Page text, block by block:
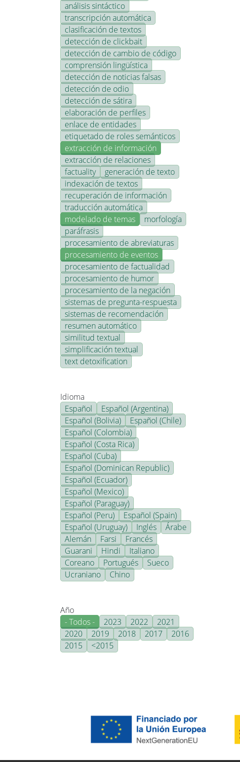
análisis sintáctico
transcripción automática
clasificación de textos
detección de clickbait
detección de cambio de código
comprensión lingüística
detección de noticias falsas
detección de odio
detección de sátira
elaboración de perfiles
enlace de entidades
etiquetado de roles semánticos
extracción de información
extracción de relaciones
factuality
generación de texto
indexación de textos
recuperación de información
traducción automática
modelado de temas
morfología
paráfrasis
procesamiento de abreviaturas
procesamiento de eventos
procesamiento de factualidad
procesamiento de humor
procesamiento de la negación
sistemas de pregunta-respuesta
sistemas de recomendación
resumen automático
similitud textual
simplificación textual
text detoxification
Idioma
Español
Español (Argentina)
Español (Bolivia)
Español (Chile)
Español (Colombia)
Español (Costa Rica)
Español (Cuba)
Español (Dominican Republic)
Español (Ecuador)
Español (Mexico)
Español (Paraguay)
Español (Peru)
Español (Spain)
Español (Uruguay)
Inglés
Árabe
Alemán
Farsi
Francés
Guarani
Hindi
Italiano
Coreano
Portugués
Sueco
Ucraniano
Chino
Año
- Todos -
2023 2022
2021
2020
2019 2018 2017
2016
2015
<2015